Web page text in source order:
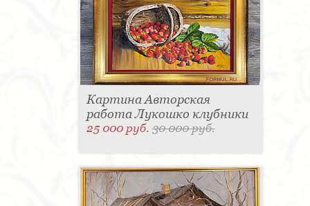
Картина Авторская
работа Лукошко клубники
25 000 руб.30 000 руб.